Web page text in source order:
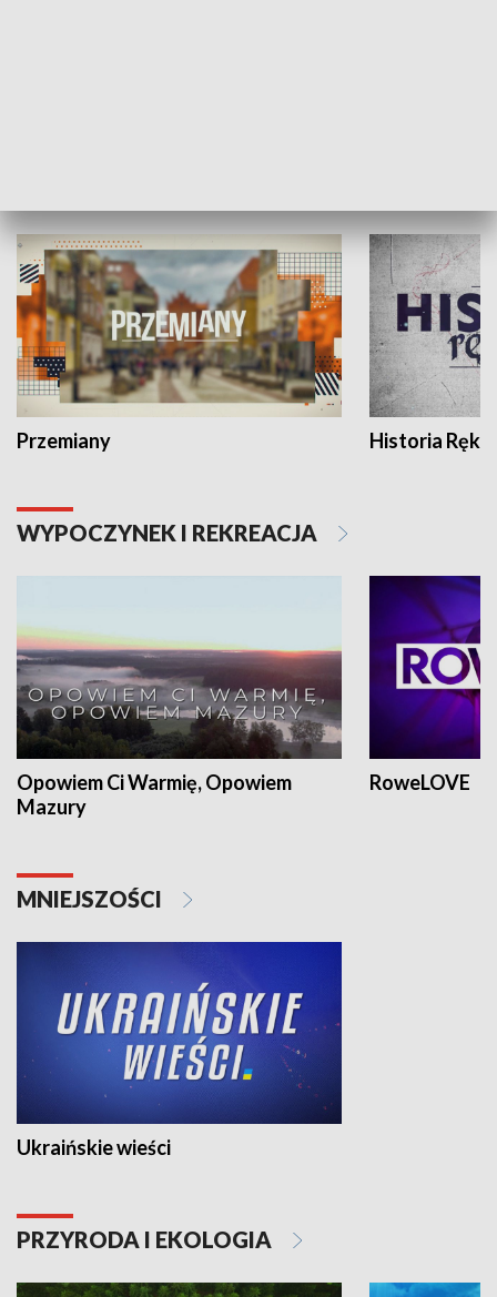
Przemiany Historia Ręką
WYPOCZYNEK I REKREACJA
Opowiem Ci Warmię, Opowiem
Mazury
RoweLOVE
MNIEJSZOŚCI
Ukraińskie wieści
PRZYRODA I EKOLOGIA